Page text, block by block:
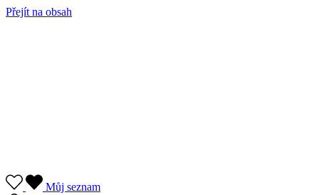
Přejít na obsah
Můj seznam